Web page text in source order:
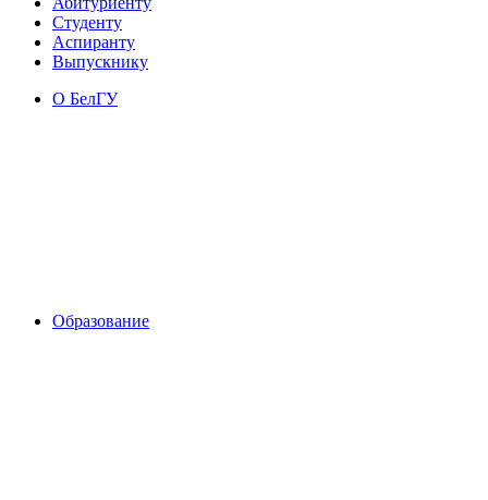
Студенту
Аспиранту
Выпускнику
О БелГУ
Образование